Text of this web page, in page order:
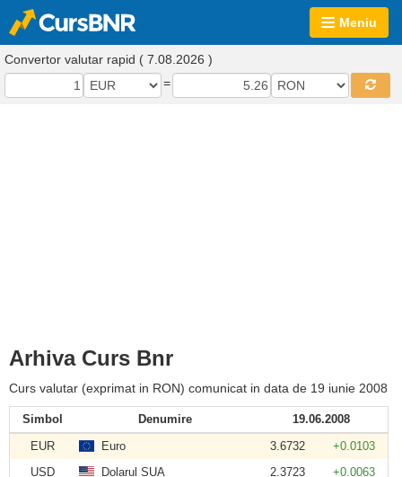
Meniu
Convertor valutar rapid ( 7.08.2026 )
=
Arhiva Curs Bnr
Curs valutar (exprimat in RON) comunicat in data de 19 iunie 2008
Simbol Denumire
19.06.2008
EUR
Euro 3.6732
+0.0103
USD
Dolarul SUA 2.3723
+0.0063